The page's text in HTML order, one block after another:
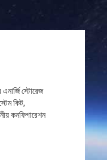
স্টোরেজ
কিট,
কনফিগারেশন